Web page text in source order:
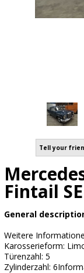
Tell your
Fintail
General
Weitere
Karosserieform:
Türenzahl: 5
Zylinderzahl: